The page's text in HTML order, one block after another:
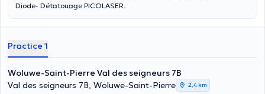
Diode- Détatouage PICOLASER.
Practice 1
Woluwe-Saint-Pierre Val des seigneurs 7B
Val des seigneurs 7B, Woluwe-Saint-Pierre
2,4 km